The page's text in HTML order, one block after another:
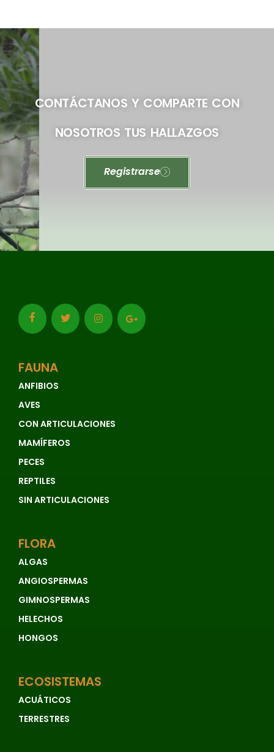
CONTÁCTANOS Y COMPARTE CON
NOSOTROS TUS HALLAZGOS
Registrarse
FAUNA
ANFIBIOS
AVES
CON ARTICULACIONES
MAMÍFEROS
PECES
REPTILES
SIN ARTICULACIONES
FLORA
ALGAS
ANGIOSPERMAS
GIMNOSPERMAS
HELECHOS
HONGOS
ECOSISTEMAS
ACUÁTICOS
TERRESTRES